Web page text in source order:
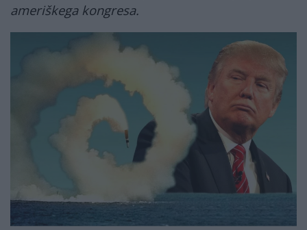
ameriškega kongresa.
trumpbombe2.jpg